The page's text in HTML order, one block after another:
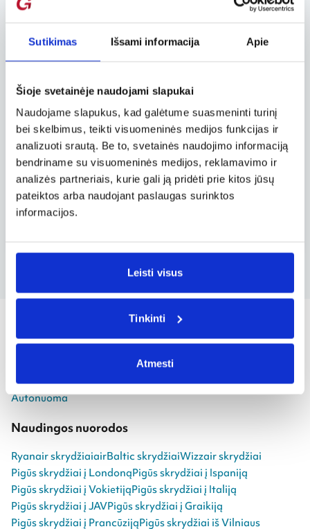
Sutikimas Išsami informacija Apie
Šioje svetainėje naudojami slapukai
Naudojame slapukus, kad galėtume suasmeninti turinį
bei skelbimus, teikti visuomeninės medijos funkcijas ir
analizuoti srautą. Be to, svetainės naudojimo informaciją
bendriname su visuomeninės medijos, reklamavimo ir
analizės partneriais, kurie gali ją pridėti prie kitos jūsų
pateiktos arba naudojant paslaugas surinktos
informacijos.
Leisti visus
Tinkinti
Atmesti
Automobilio nuomos patvirtinimas
Asmens draudimas nuo nelaimingų
atsitikimų
Automobilio nuomos pakeitimas arba
atšaukimas
Vaikiškos kėdutės ir specialūs prašymai
Greitai.lt
Atostogų kryptysPagalba
Kontaktai žiniasklaidaiViešbučiaiKelionių manija
Autonuoma
Naudingos nuorodos
Ryanair skrydžiaiairBaltic skrydžiaiWizzair skrydžiai
Pigūs skrydžiai į LondonąPigūs skrydžiai į Ispaniją
Pigūs skrydžiai į VokietijąPigūs skrydžiai į Italiją
Pigūs skrydžiai į JAVPigūs skrydžiai į Graikiją
Pigūs skrydžiai į PrancūzijąPigūs skrydžiai iš Vilniaus